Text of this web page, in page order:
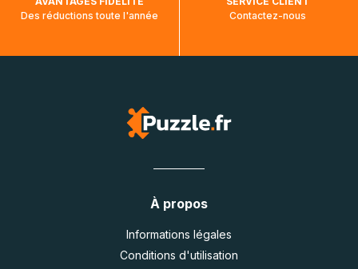
Des réductions toute l'année
Contactez-nous
À propos
Informations légales
Conditions d'utilisation